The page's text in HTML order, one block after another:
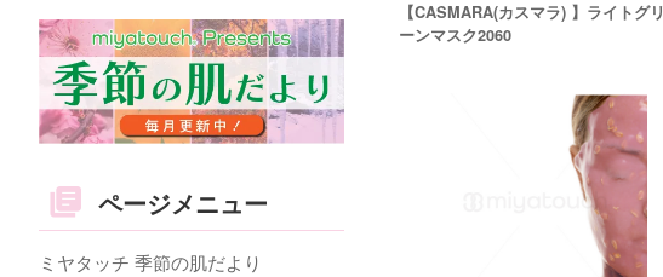
【CASMARA(カスマラ) 】ライトグリ
ーンマスク2060
ページメニュー
ミヤタッチ 季節の肌だより